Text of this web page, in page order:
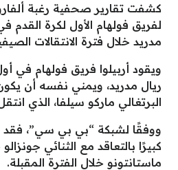
كشفت تقارير صحفية رغبة ألفارو
لفريق فولهام الأول لكرة القدم
مدريد خلال فترة الانتقالات
ويقود أربيلوا فريق فولهام في
ريال مدريد، ويمني نفسه أن
البرتغالي ماركو سيلفا، الذي
ووفقًا لشبكة “بي بي سي”، فقد
كبيرًا بالتعاقد مع الثنائي
ماستانتونو خلال الفترة المقبلة.